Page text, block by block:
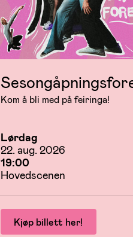
Kom å bli med på feiringa!
Lørdag
22. aug. 2026
19:00
Hovedscenen
Kjøp billett her!